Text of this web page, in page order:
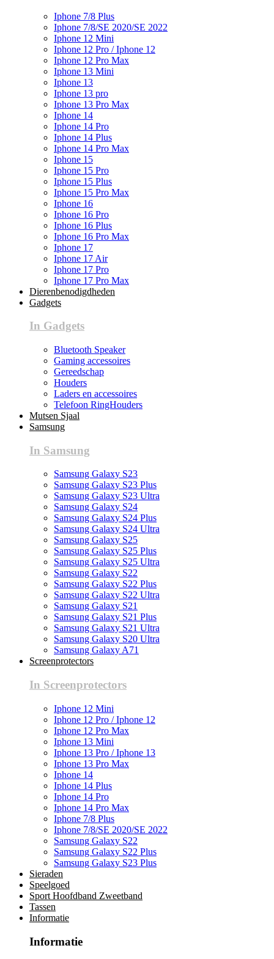
Iphone 7/8 Plus
Iphone 7/8/SE 2020/SE 2022
Iphone 12 Mini
Iphone 12 Pro / Iphone 12
Iphone 12 Pro Max
Iphone 13 Mini
Iphone 13
Iphone 13 pro
Iphone 13 Pro Max
Iphone 14
Iphone 14 Pro
Iphone 14 Plus
Iphone 14 Pro Max
Iphone 15
Iphone 15 Pro
Iphone 15 Plus
Iphone 15 Pro Max
Iphone 16
Iphone 16 Pro
Iphone 16 Plus
Iphone 16 Pro Max
Iphone 17
Iphone 17 Air
Iphone 17 Pro
Iphone 17 Pro Max
Dierenbenodigdheden
Gadgets
In Gadgets
Bluetooth Speaker
Gaming accessoires
Gereedschap
Houders
Laders en accessoires
Telefoon RingHouders
Mutsen Sjaal
Samsung
In Samsung
Samsung Galaxy S23
Samsung Galaxy S23 Plus
Samsung Galaxy S23 Ultra
Samsung Galaxy S24
Samsung Galaxy S24 Plus
Samsung Galaxy S24 Ultra
Samsung Galaxy S25
Samsung Galaxy S25 Plus
Samsung Galaxy S25 Ultra
Samsung Galaxy S22
Samsung Galaxy S22 Plus
Samsung Galaxy S22 Ultra
Samsung Galaxy S21
Samsung Galaxy S21 Plus
Samsung Galaxy S21 Ultra
Samsung Galaxy S20 Ultra
Samsung Galaxy A71
Screenprotectors
In Screenprotectors
Iphone 12 Mini
Iphone 12 Pro / Iphone 12
Iphone 12 Pro Max
Iphone 13 Mini
Iphone 13 Pro / Iphone 13
Iphone 13 Pro Max
Iphone 14
Iphone 14 Plus
Iphone 14 Pro
Iphone 14 Pro Max
Iphone 7/8 Plus
Iphone 7/8/SE 2020/SE 2022
Samsung Galaxy S22
Samsung Galaxy S22 Plus
Samsung Galaxy S23 Plus
Sieraden
Speelgoed
Sport Hoofdband Zweetband
Tassen
Informatie
Informatie